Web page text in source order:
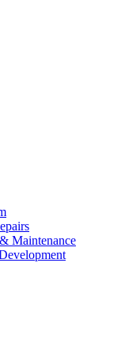
Maintenance